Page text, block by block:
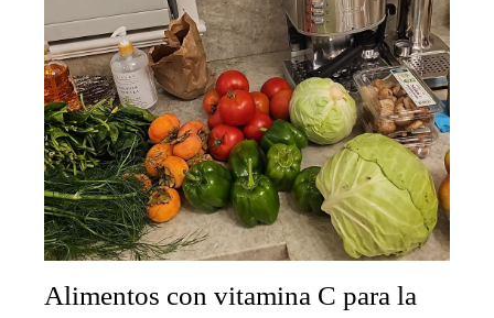
Alimentos con vitamina C para la